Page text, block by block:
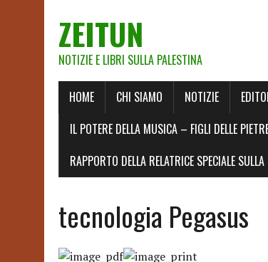
ZEITUN
NOTIZIE E LIBRI SULLA PALESTINA
HOME CHI SIAMO NOTIZIE
IL POTERE DELLA MUSICA – FIGLI DELLE
RAPPORTO DELLA RELATRICE SPECIALE
tecnologia Pegasus